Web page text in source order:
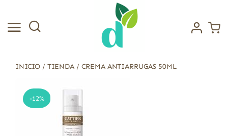
contenido
INICIO / TIENDA/ CREMA ANTIARRUGAS 50ML
-12%